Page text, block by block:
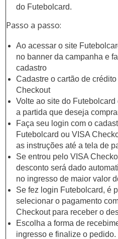
do Futebolcard.
Passo a passo:
Ao acessar o site
no banner da campanha e
cadastro
Cadastre o cartão de
Checkout
Volte ao site do Futebolcard
a partida que deseja
Faça seu login com o
Futebolcard ou VISA
as instruções até a tela de
Se entrou pelo VISA
desconto será dado
no ingresso de maior valor
Se fez login Futebolcard, é
selecionar o pagamento
Checkout para receber o
Escolha a forma de
ingresso e finalize o pedido.